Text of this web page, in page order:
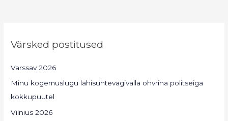
Värsked postitused
Varssav 2026
Minu kogemuslugu lähisuhtevägivalla ohvrina politseiga
kokkupuutel
Vilnius 2026